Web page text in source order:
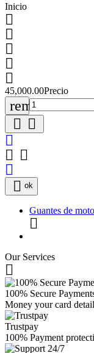
Inicio





45,000.00Precio
remove
 

 

 ok
Guantes de

Our Services

100% Secure
Money your card
Trustpay
100% Payment